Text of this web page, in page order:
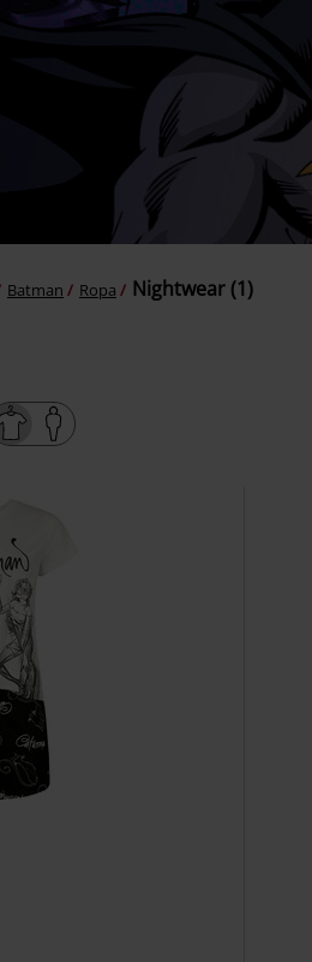
Batman Ropa Nightwear (1)